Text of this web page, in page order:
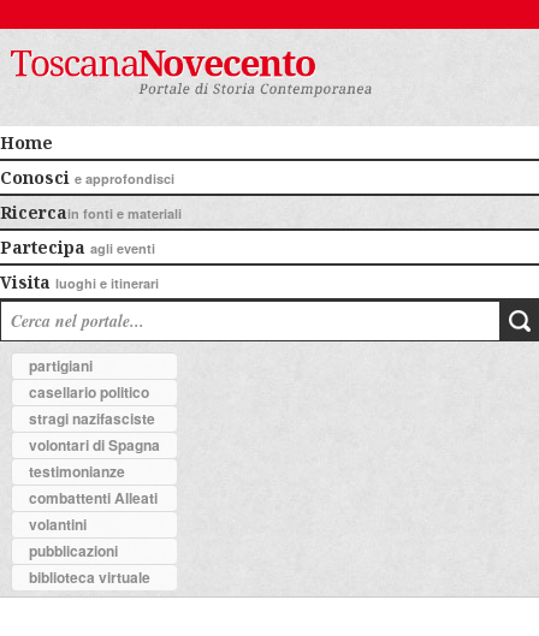
Home
Conosci e approfondisci
Ricercain fonti e materiali
Partecipa agli eventi
Visita luoghi e itinerari
partigiani
casellario politico
stragi nazifasciste
volontari di Spagna
testimonianze
combattenti Alleati
volantini
pubblicazioni
biblioteca virtuale